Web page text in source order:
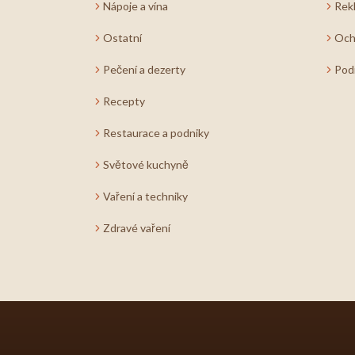
Nápoje a vína
Ostatní
Pečení a dezerty
Recepty
Restaurace a podniky
Světové kuchyně
Vaření a techniky
Zdravé vaření